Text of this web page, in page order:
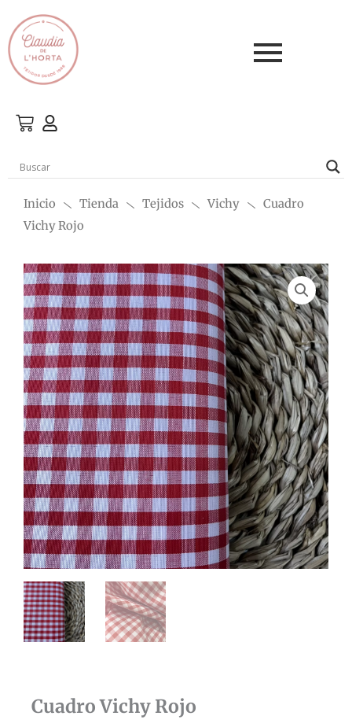
contenido
Inicio Tienda Tejidos Vichy
Cuadro
Vichy Rojo
Cuadro Vichy Rojo